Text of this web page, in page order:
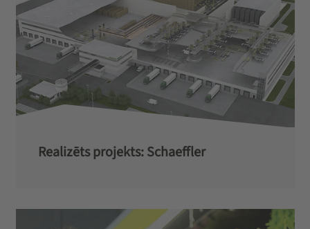
Realizēts projekts: Schaeffler